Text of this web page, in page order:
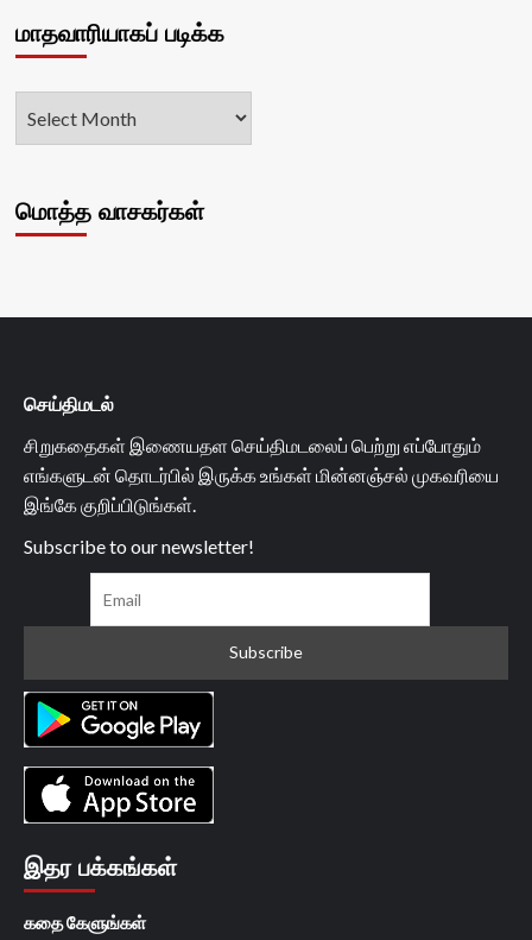
மாதவாரியாகப் படிக்க
மொத்த வாசகர்கள்
செய்திமடல்
சிறுகதைகள் இணையதள செய்திமடலைப் பெற்று எப்போதும்
எங்களுடன் தொடர்பில் இருக்க உங்கள் மின்னஞ்சல் முகவரியை
இங்கே குறிப்பிடுங்கள்.
Subscribe to our newsletter!
இதர பக்கங்கள்
கதை கேளுங்கள்